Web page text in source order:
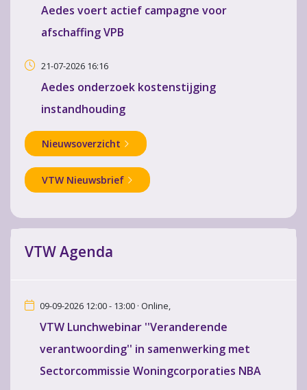
Aedes voert actief campagne voor
afschaffing VPB
21-07-2026 16:16
Aedes onderzoek kostenstijging
instandhouding
Nieuwsoverzicht
VTW Nieuwsbrief
VTW Agenda
09-09-2026 12:00 - 13:00 · Online,
VTW Lunchwebinar ''Veranderende
verantwoording'' in samenwerking met
Sectorcommissie Woningcorporaties NBA